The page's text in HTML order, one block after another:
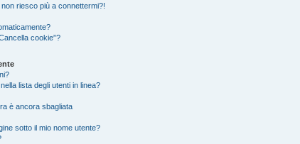
riesco più a connettermi?!
cookie”?
lista degli utenti in linea?
è ancora sbagliata
sotto il mio nome utente?